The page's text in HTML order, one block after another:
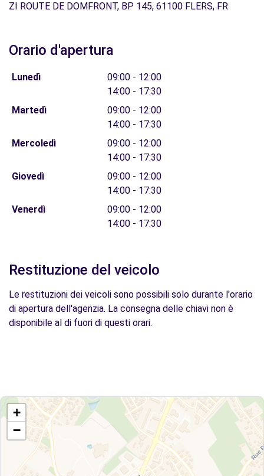
ZI ROUTE DE DOMFRONT, BP 145, 61100 FLERS, FR
Orario d'apertura
Lunedì
09:00 - 12:00
14:00 - 17:30
Martedì
09:00 - 12:00
14:00 - 17:30
Mercoledì
09:00 - 12:00
14:00 - 17:30
Giovedì
09:00 - 12:00
14:00 - 17:30
Venerdì
09:00 - 12:00
14:00 - 17:30
Restituzione del veicolo
Le restituzioni dei veicoli sono possibili solo durante l'orario
di apertura dell'agenzia. La consegna delle chiavi non è
disponibile al di fuori di questi orari.
+
−